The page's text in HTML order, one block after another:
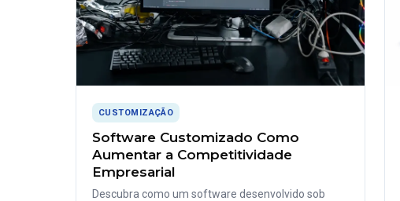
CUSTOMIZAÇÃO
Software Customizado Como
Aumentar a Competitividade
Empresarial
Descubra como um software desenvolvido sob